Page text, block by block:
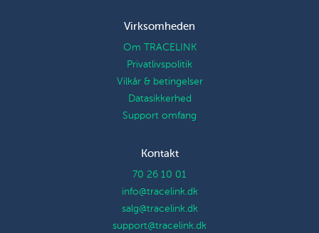
Virksomheden
Om TRACELINK
Privatlivspolitik
Vilkår & betingelser
Datasikkerhed
Support omfang
Kontakt
70 26 10 01
info@tracelink.dk
salg@tracelink.dk
support@tracelink.dk